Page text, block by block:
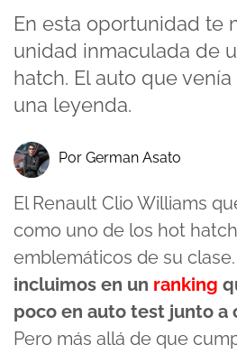
En esta oportunidad te
unidad inmaculada de
hatch. El auto que
una leyenda.
Por German Asato
El Renault Clio Williams
como uno de los hot
emblemáticos de su clase.
incluimos en un ranking
poco en auto test junto a
Pero más allá de que